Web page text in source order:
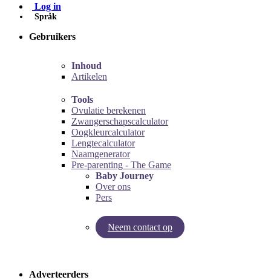
Log in
Språk
Gebruikers
Inhoud
Artikelen
Tools
Ovulatie berekenen
Zwangerschapscalculator
Oogkleurcalculator
Lengtecalculator
Naamgenerator
Pre-parenting - The Game
Baby Journey
Over ons
Pers
Neem contact op
Try our pregnancy calculator!
Adverteerders